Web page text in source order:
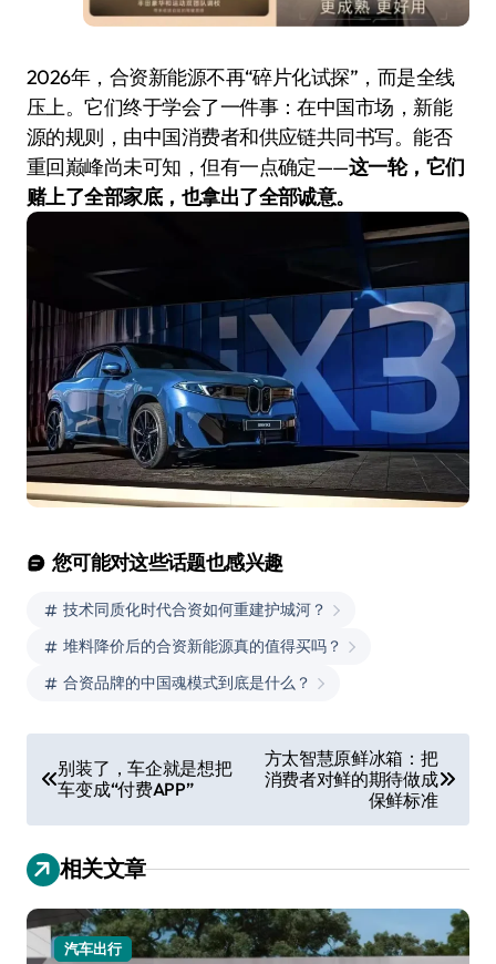
2026年，合资新能源不再“碎片化试探”，而是全线
压上。它们终于学会了一件事：在中国市场，新能
源的规则，由中国消费者和供应链共同书写。能否
重回巅峰尚未可知，但有一点确定——这一轮，它们
赌上了全部家底，也拿出了全部诚意。
您可能对这些话题也感兴趣
技术同质化时代合资如何重建护城河？
堆料降价后的合资新能源真的值得买吗？
合资品牌的中国魂模式到底是什么？
章
导
航
别装了，车企就是想把
车变成“付费APP”
方太智慧原鲜冰箱：把
消费者对鲜的期待做成
保鲜标准
相关文章
汽车出行